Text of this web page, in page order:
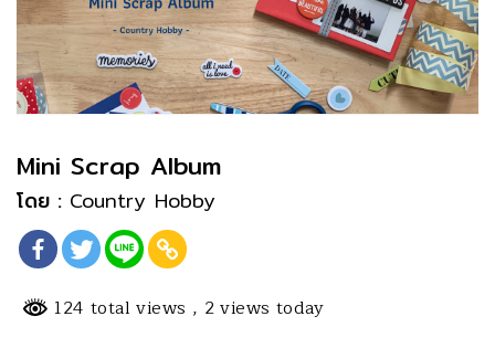
Mini Scrap Album
โดย : Country Hobby
124 total views , 2 views today